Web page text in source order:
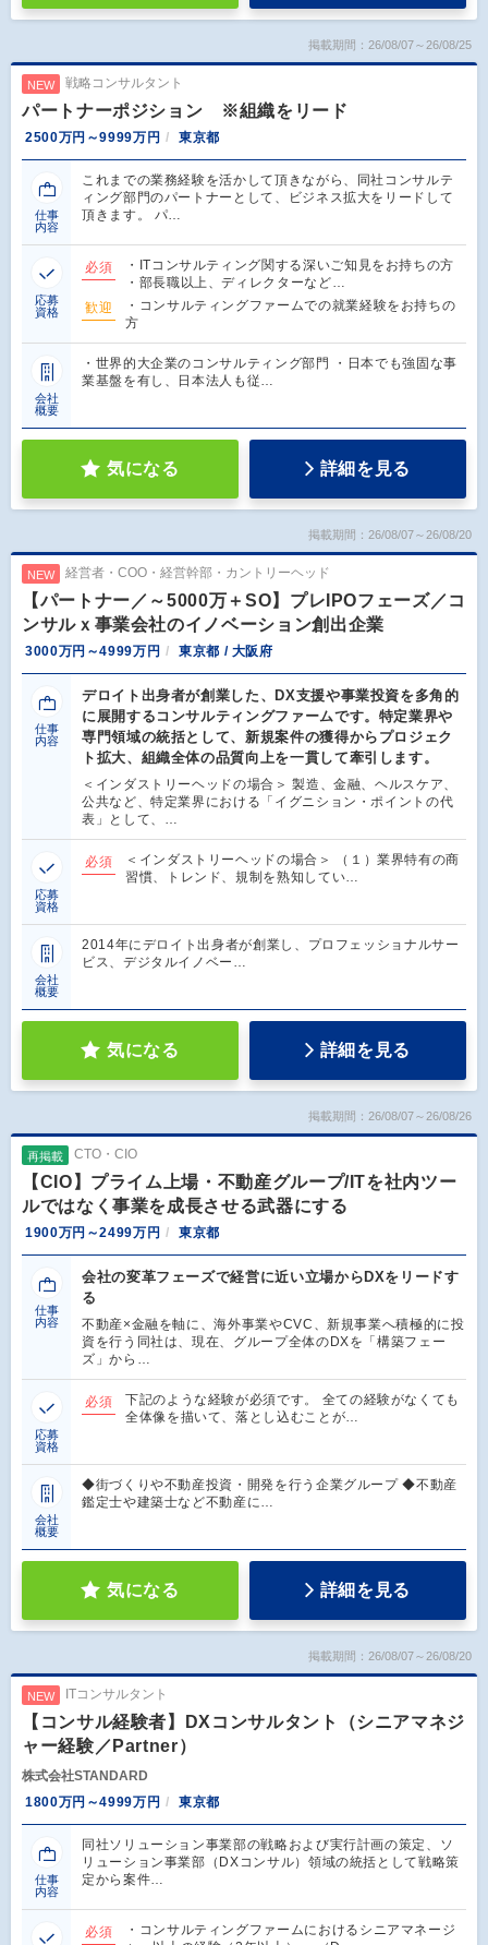
掲載期間：26/08/07～26/08/25
NEW 戦略コンサルタント
パートナーポジション ※組織をリード
2500万円～9999万円 東京都
仕事
内容
これまでの業務経験を活かして頂きながら、同社コンサルテ
ィング部門のパートナーとして、ビジネス拡大をリードして
頂きます。 パ…
応募
資格
必須
・ITコンサルティング関する深いご知見をお持ちの方
・部長職以上、ディレクターなど…
歓迎
・コンサルティングファームでの就業経験をお持ちの
方
会社
概要
・世界的大企業のコンサルティング部門 ・日本でも強固な事
業基盤を有し、日本法人も従…
気になる 詳細を見る
掲載期間：26/08/07～26/08/20
NEW 経営者・COO・経営幹部・カントリーヘッド
【パートナー／～5000万＋SO】プレIPOフェーズ／コ
ンサルｘ事業会社のイノベーション創出企業
3000万円～4999万円 東京都 / 大阪府
仕事
内容
デロイト出身者が創業した、DX支援や事業投資を多角的
に展開するコンサルティングファームです。特定業界や
専門領域の統括として、新規案件の獲得からプロジェク
ト拡大、組織全体の品質向上を一貫して牽引します。
＜インダストリーヘッドの場合＞ 製造、金融、ヘルスケア、
公共など、特定業界における「イグニション・ポイントの代
表」として、…
応募
資格
必須
＜インダストリーヘッドの場合＞ （１）業界特有の商
習慣、トレンド、規制を熟知してい…
会社
概要
2014年にデロイト出身者が創業し、プロフェッショナルサー
ビス、デジタルイノベー…
気になる 詳細を見る
掲載期間：26/08/07～26/08/26
再掲載 CTO・CIO
【CIO】プライム上場・不動産グループ/ITを社内ツー
ルではなく事業を成長させる武器にする
1900万円～2499万円 東京都
仕事
内容
会社の変革フェーズで経営に近い立場からDXをリードす
る
不動産×金融を軸に、海外事業やCVC、新規事業へ積極的に投
資を行う同社は、現在、グループ全体のDXを「構築フェー
ズ」から…
応募
資格
必須
下記のような経験が必須です。 全ての経験がなくても
全体像を描いて、落とし込むことが…
会社
概要
◆街づくりや不動産投資・開発を行う企業グループ ◆不動産
鑑定士や建築士など不動産に…
気になる 詳細を見る
掲載期間：26/08/07～26/08/20
NEW ITコンサルタント
【コンサル経験者】DXコンサルタント（シニアマネジ
ャー経験／Partner）
株式会社STANDARD
1800万円～4999万円
東京都
仕事
内容
同社ソリューション事業部の戦略および実行計画の策定、ソ
リューション事業部（DXコンサル）領域の統括として戦略策
定から案件…
必須
・コンサルティングファームにおけるシニアマネージ